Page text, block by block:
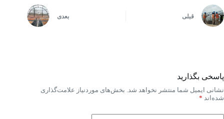
قبلی بعدی
پاسخی بگذارید
نشانی ایمیل شما منتشر نخواهد شد. بخش‌های موردنیاز علامت‌گذاری
شده‌اند *